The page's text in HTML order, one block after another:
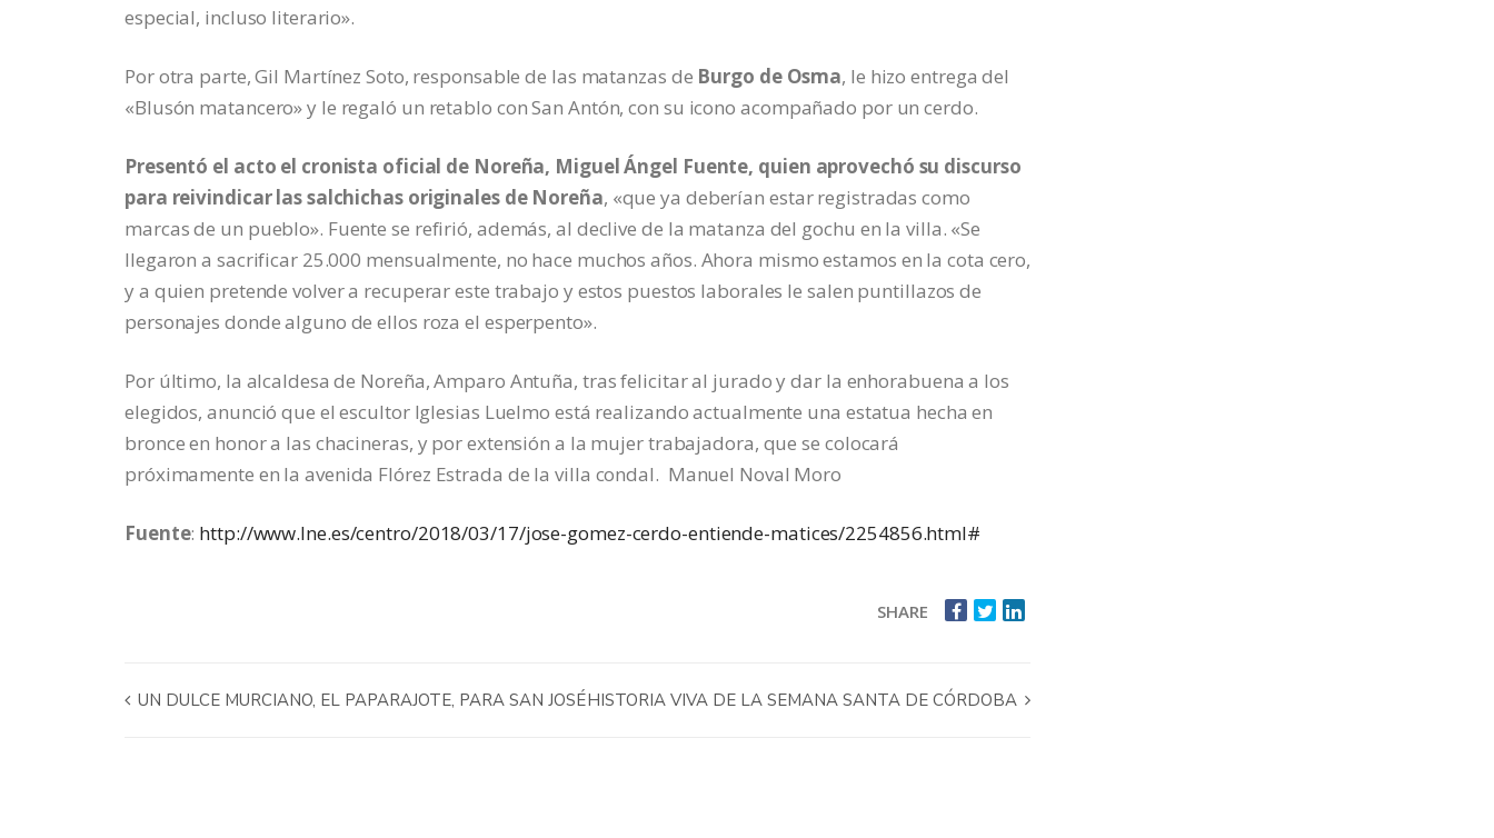
especial, incluso literario».
Por otra parte, Gil Martínez Soto, responsable de las matanzas de Burgo de Osma, le hizo entrega del
«Blusón matancero» y le regaló un retablo con San Antón, con su icono acompañado por un cerdo.
Presentó el acto el cronista oficial de Noreña, Miguel Ángel Fuente, quien aprovechó su discurso
para reivindicar las salchichas originales de Noreña, «que ya deberían estar registradas como
marcas de un pueblo». Fuente se refirió, además, al declive de la matanza del gochu en la villa. «Se
llegaron a sacrificar 25.000 mensualmente, no hace muchos años. Ahora mismo estamos en la cota cero,
y a quien pretende volver a recuperar este trabajo y estos puestos laborales le salen puntillazos de
personajes donde alguno de ellos roza el esperpento».
Por último, la alcaldesa de Noreña, Amparo Antuña, tras felicitar al jurado y dar la enhorabuena a los
elegidos, anunció que el escultor Iglesias Luelmo está realizando actualmente una estatua hecha en
bronce en honor a las chacineras, y por extensión a la mujer trabajadora, que se colocará
próximamente en la avenida Flórez Estrada de la villa condal. Manuel Noval Moro
Fuente: http://www.lne.es/centro/2018/03/17/jose-gomez-cerdo-entiende-matices/2254856.html#
SHARE
UN DULCE MURCIANO, EL PAPARAJOTE, PARA SAN JOSÉHISTORIA VIVA DE LA SEMANA SANTA DE CÓRDOBA